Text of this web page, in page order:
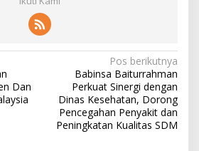
Dan
Pos berikutnya
Babinsa Baiturrahman
Perkuat Sinergi dengan
Dinas Kesehatan, Dorong
Pencegahan Penyakit dan
Peningkatan Kualitas SDM